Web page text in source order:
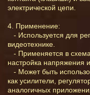
электрической цепи.
4. Применение:
- Используется для
видеотехнике.
- Применяется в
настройка напряжения
- Может быть
как усилители,
аналогичных